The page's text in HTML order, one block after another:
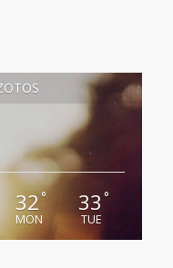
32°
MON
33 °
TUE